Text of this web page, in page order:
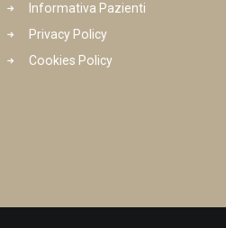
Informativa Pazienti
Privacy Policy
Cookies Policy